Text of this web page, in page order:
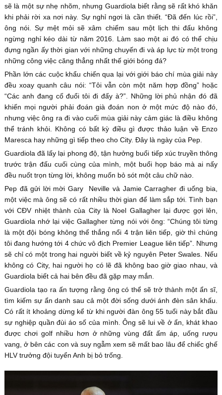
sẽ là một sự nhẹ nhõm, nhưng Guardiola biết rằng sẽ rất khó khăn
khi phải rời xa nơi này. Sự nghỉ ngơi là cần thiết. “Đã đến lúc rồi”,
ông nói. Sự mệt mỏi sẽ xâm chiếm sau một lịch thi đấu không
ngừng nghỉ kéo dài từ năm 2016. Làm sao một ai đó có thể chịu
đựng ngần ấy thời gian với những chuyến đi và áp lực từ một trong
những công việc căng thẳng nhất thế giới bóng đá?
Phần lớn các cuộc khẩu chiến qua lại với giới báo chí mùa giải này
đều xoay quanh câu nói: “Tôi vẫn còn một năm hợp đồng” hoặc
“Các anh đang cố đuổi tôi đi đấy à?”. Những lời phủ nhận đó đã
khiến mọi người phải đoán già đoán non ở một mức độ nào đó,
nhưng việc ông ra đi vào cuối mùa giải này cảm giác là điều không
thể tránh khỏi. Không có bất kỳ điều gì được thảo luận về Enzo
Maresca hay những gì tiếp theo cho City. Đây là ngày của Pep.
Guardiola đã lấy lại phong độ, tận hưởng buổi tiếp xúc truyền thông
trước trận đấu cuối cùng của mình, một buổi họp báo mà ai nấy
đều nuốt trọn từng lời, không muốn bỏ sót một câu chữ nào.
Pep đã gửi lời mời Gary Neville và Jamie Carragher đi uống bia,
một việc mà ông sẽ có rất nhiều thời gian để làm sắp tới. Tình bạn
với CĐV nhiệt thành của City là Noel Gallagher lại được gợi lên,
Guardiola nhớ lại việc Gallagher từng nói với ông: “Chúng tôi từng
là một đội bóng không thể thắng nổi 4 trận liên tiếp, giờ thì chúng
tôi đang hướng tới 4 chức vô địch Premier League liên tiếp”. Nhưng
sẽ chỉ có một trong hai người biết về kỷ nguyên Peter Swales. Nếu
không có City, hai người họ có lẽ đã không bao giờ giao nhau, và
Guardiola biết cả hai bên đều đã gặp may mắn.
Guardiola tạo ra ấn tượng rằng ông có thể sẽ trở thành một ẩn sĩ,
tìm kiếm sự ẩn danh sau cả một đời sống dưới ánh đèn sân khấu.
Có rất ít khoảng dừng kể từ khi người đàn ông 55 tuổi này bắt đầu
sự nghiệp quần đùi áo số của mình. Ông sẽ lui về ở ẩn, khát khao
được chơi golf nhiều hơn ở những vùng đất ấm áp, uống rượu
vang, ở bên các con và suy ngẫm xem sẽ mất bao lâu để chiếc ghế
HLV trưởng đội tuyển Anh bị bỏ trống.